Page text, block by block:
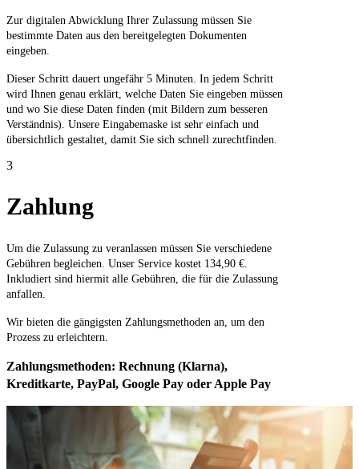
Zur digitalen Abwicklung Ihrer Zulassung müssen Sie
bestimmte Daten aus den bereitgelegten Dokumenten
eingeben.
Dieser Schritt dauert ungefähr 5 Minuten. In jedem Schritt
wird Ihnen genau erklärt, welche Daten Sie eingeben müssen
und wo Sie diese Daten finden (mit Bildern zum besseren
Verständnis). Unsere Eingabemaske ist sehr einfach und
übersichtlich gestaltet, damit Sie sich schnell zurechtfinden.
3
Zahlung
Um die Zulassung zu veranlassen müssen Sie verschiedene
Gebühren begleichen. Unser Service kostet 134,90 €.
Inkludiert sind hiermit alle Gebühren, die für die Zulassung
anfallen.
Wir bieten die gängigsten Zahlungsmethoden an, um den
Prozess zu erleichtern.
Zahlungsmethoden: Rechnung (Klarna),
Kreditkarte, PayPal, Google Pay oder Apple Pay